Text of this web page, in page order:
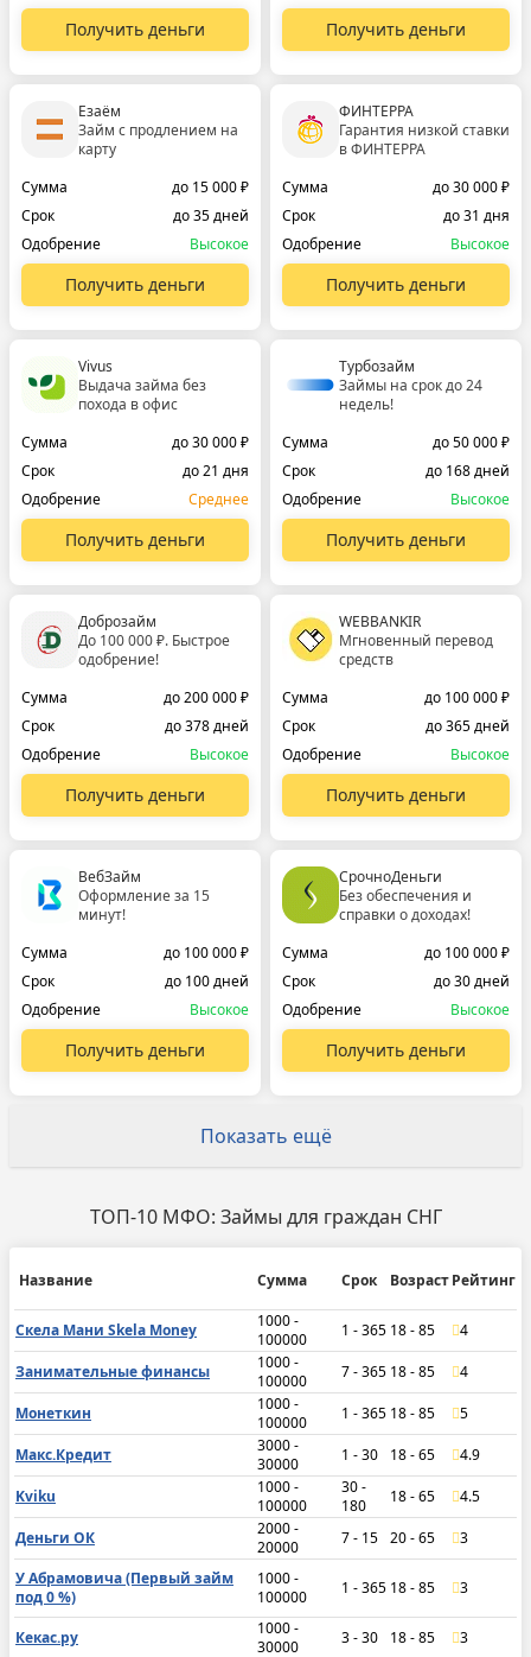
Получить деньги Получить деньги
Езаём
Займ с продлением на
карту
Сумма
до 15 000 ₽
Срок
до 35 дней
Одобрение
Высокое
Получить деньги
ФИНТЕРРА
Гарантия низкой ставки
в ФИНТЕРРА
Сумма
до 30 000 ₽
Срок
до 31 дня
Одобрение
Высокое
Получить деньги
Vivus
Выдача займа без
похода в офис
Сумма
до 30 000 ₽
Срок
до 21 дня
Одобрение
Среднее
Получить деньги
Турбозайм
Займы на срок до 24
недель!
Сумма
до 50 000 ₽
Срок
до 168 дней
Одобрение
Высокое
Получить деньги
Доброзайм
До 100 000 ₽. Быстрое
одобрение!
Сумма
до 200 000 ₽
Срок
до 378 дней
Одобрение
Высокое
Получить деньги
WEBBANKIR
Мгновенный перевод
средств
Сумма
до 100 000 ₽
Срок
до 365 дней
Одобрение
Высокое
Получить деньги
ВебЗайм
Оформление за 15
минут!
Сумма
до 100 000 ₽
Срок
до 100 дней
Одобрение
Высокое
Получить деньги
СрочноДеньги
Без обеспечения и
справки о доходах!
Сумма
до 100 000 ₽
Срок
до 30 дней
Одобрение
Высокое
Получить деньги
Показать ещё
ТОП-10 МФО: Займы для граждан СНГ
Название Сумма Срок ВозрастРейтинг
Скела Мани Skela Money
1000 -
100000
1 - 365 18 - 85 4
Занимательные финансы
1000 -
100000
7 - 365 18 - 85 4
Монеткин
1000 -
100000
1 - 365 18 - 85 5
Макс.Кредит
3000 -
30000
1 - 30 18 - 65 4.9
Kviku
1000 -
100000
30 -
180
18 - 65 4.5
Деньги ОК
2000 -
20000
7 - 15 20 - 65
3
У Абрамовича (Первый займ
под 0 %)
1000 -
100000
1 - 365 18 - 85 3
Кекас.ру
1000 -
30000
3 - 30 18 - 85 3